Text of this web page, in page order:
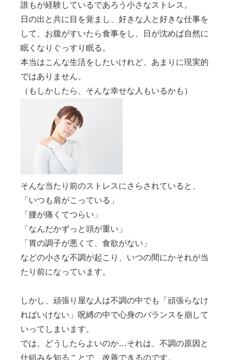
誰もが経験しているであろう小さなストレス。
日の出と共に目を覚まし、好きな人と好きな仕事を
して、お腹がすいたら食事をし、日が沈めば自然に
眠くなりぐっすり眠る。
本当はこんな生活をしたいけれど、あまりに現実的
ではありません。
（もしかしたら、そんな幸せな人もいるかも）
そんな当たり前のストレスにさらされていると、
「いつも肩がこっている」
「腰が痛くてつらい」
「なんだかずっと頭が重い」
「胃の調子が悪くて、食欲がない」
などの小さな不調が起こり、いつの間にかそれが当
たり前になっています。
しかし、頑張り屋な人は不調の中でも「頑張らなけ
ればいけない」呪縛の中で心身のバランスを崩して
いってしまいます。
では、どうしたらよいのか…それは、不調の原因と
仕組みを知ることで、改善できるのです。